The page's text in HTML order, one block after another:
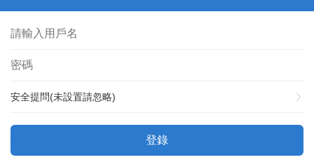
安全提問(未設置請忽略)
登錄